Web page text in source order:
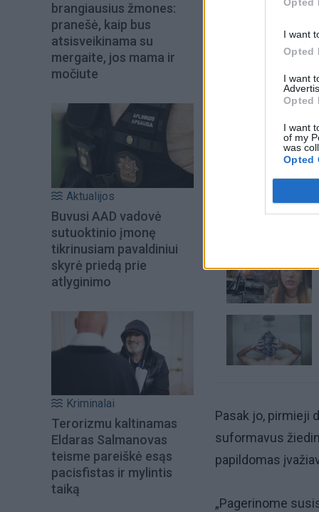
I want
Opted
I want
Opted
I want
of my
was
Opted
brangiausius žmones:
pranešė, kaip bus
atsisveikinama su
mergaite, jos mama ir
močiute
Aktualijos
Buvusi AAD vadovė
sutuoktinio įmonę
tikrinusiam pavaldiniui
skyrė priedą prie
atlyginimo
Kriminalai
Terorizmu kaltinamas
Eldaras Salmanovas
teisme pareiškė esąs
pacisfistas ir mylintis
taiką
Pasak jo, pirmieji
suformavus
papildomas
„Pagerinome